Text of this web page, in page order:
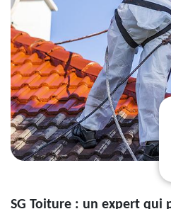
SG Toiture : un expert qui